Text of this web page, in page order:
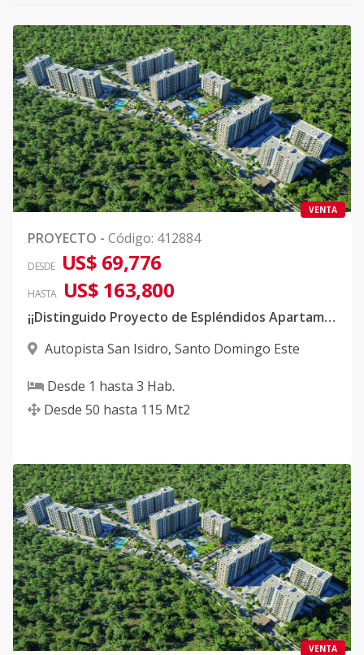
VENTA
PROYECTO - Código: 412884
DESDE US$ 69,776
HASTA US$ 163,800
¡¡Distinguido Proyecto de Espléndidos Apartamentos en San Isidro!!
Autopista San Isidro, Santo Domingo Este
Desde 1 hasta 3 Hab.
Desde 50 hasta 115 Mt2
VENTA